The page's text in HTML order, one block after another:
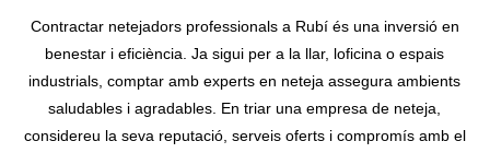
Contractar netejadors professionals a Rubí és una inversió en
benestar i eficiència. Ja sigui per a la llar, loficina o espais
industrials, comptar amb experts en neteja assegura ambients
saludables i agradables. En triar una empresa de neteja,
considereu la seva reputació, serveis oferts i compromís amb el